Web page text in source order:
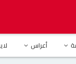
أعراس
يسقط على المسرح في